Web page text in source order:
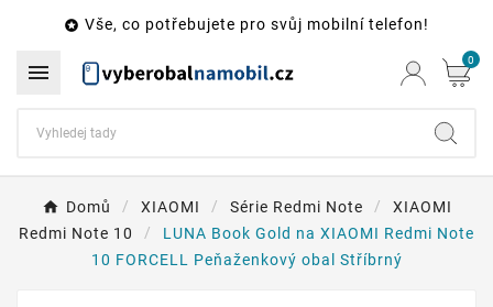
 Vše, co potřebujete pro svůj mobilní telefon!
 0
Domů XIAOMI Série Redmi Note
XIAOMI
Redmi Note 10
LUNA Book Gold na XIAOMI Redmi Note
10 FORCELL Peňaženkový obal Stříbrný